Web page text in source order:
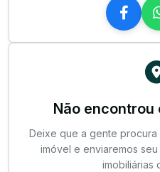
Não encontrou
Deixe que a gente
imóvel e enviaremos
imobiliárias